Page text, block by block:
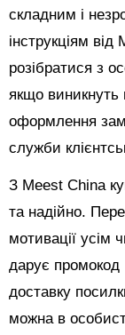
складним і
інструкціям
розібратися з
якщо виникнуть
оформлення
служби
З Meest China
та надійно.
мотивації усім
дарує
доставку
можна в